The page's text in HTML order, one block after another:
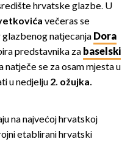
hrvatske glazbe. U
večeras se
natjecanja Dora
predstavnika za baselski
natječe se za osam mjesta u
u nedjelju 2. ožujka.
na najvećoj hrvatskoj
etablirani hrvatski